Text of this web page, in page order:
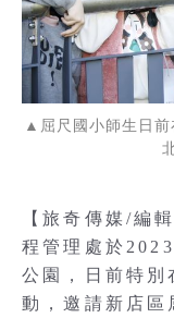
▲屈尺國小師生日
【旅奇傳媒/編
程管理處於
公園，日前特別
動，邀請新店區